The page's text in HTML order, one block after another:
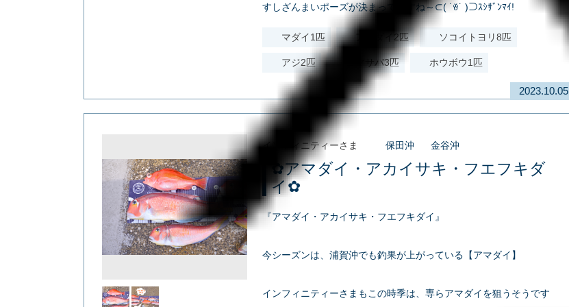
すしざんまいポーズが決まってますね～⊂( ˙ꈊ˙ )⊃ｽｼｻﾞﾝﾏｲ!
マダイ1匹 アマダイ2匹 ソコイトヨリ8匹
アジ2匹 ゴマサバ3匹 ホウボウ1匹
2023.10.05
インフィニティーさま 保田沖 金谷沖
✿アマダイ・アカイサキ・フエフキダ
イ✿
『アマダイ・アカイサキ・フエフキダイ』
今シーズンは、浦賀沖でも釣果が上がっている【アマダイ】
インフィニティーさまもこの時季は、専らアマダイを狙うそうです